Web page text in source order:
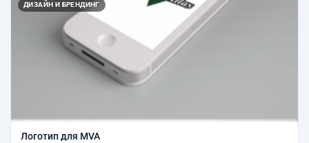
ДИЗАЙН И БРЕНДИНГ
Логотип для MVA